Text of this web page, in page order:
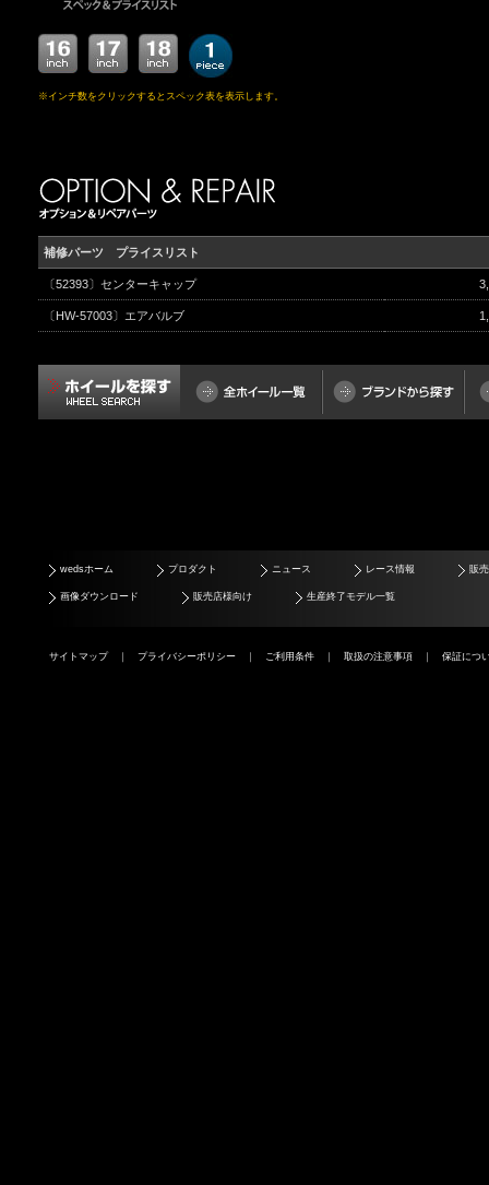
※インチ数をクリックするとスペック表を表示します。
補修パーツ プライスリスト
〔52393〕 センターキャップ
〔HW-57003〕 エアバルブ
wedsホーム プロダクト ニュース レース情報 販
画像ダウンロード 販売店様向け 生産終了モデル一覧
サイトマップ｜ プライバシーポリシー ｜ ご利用条件 ｜ 取扱の注意事項 ｜ 保証につ